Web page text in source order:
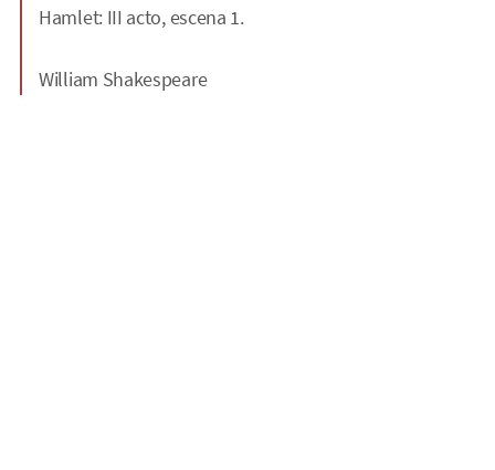
Hamlet: III acto, escena 1.
William Shakespeare